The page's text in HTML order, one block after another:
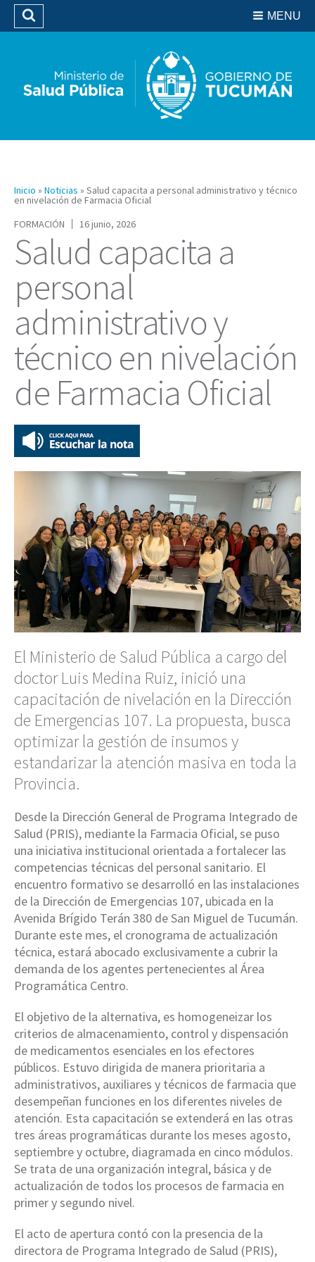
Biblioteca
MENU
Buscar
Inicio » Noticias » Salud capacita a personal administrativo y técnico
en nivelación de Farmacia Oficial
FORMACIÓN
16 junio, 2026
Salud capacita a
personal
administrativo y
técnico en nivelación
de Farmacia Oficial
El Ministerio de Salud Pública a cargo del
doctor Luis Medina Ruiz, inició una
capacitación de nivelación en la Dirección
de Emergencias 107. La propuesta, busca
optimizar la gestión de insumos y
estandarizar la atención masiva en toda la
Provincia.
Desde la Dirección General de Programa Integrado de
Salud (PRIS), mediante la Farmacia Oficial, se puso
una iniciativa institucional orientada a fortalecer las
competencias técnicas del personal sanitario. El
encuentro formativo se desarrolló en las instalaciones
de la Dirección de Emergencias 107, ubicada en la
Avenida Brígido Terán 380 de San Miguel de Tucumán.
Durante este mes, el cronograma de actualización
técnica, estará abocado exclusivamente a cubrir la
demanda de los agentes pertenecientes al Área
Programática Centro.
El objetivo de la alternativa, es homogeneizar los
criterios de almacenamiento, control y dispensación
de medicamentos esenciales en los efectores
públicos. Estuvo dirigida de manera prioritaria a
administrativos, auxiliares y técnicos de farmacia que
desempeñan funciones en los diferentes niveles de
atención. Esta capacitación se extenderá en las otras
tres áreas programáticas durante los meses agosto,
septiembre y octubre, diagramada en cinco módulos.
Se trata de una organización integral, básica y de
actualización de todos los procesos de farmacia en
primer y segundo nivel.
El acto de apertura contó con la presencia de la
directora de Programa Integrado de Salud (PRIS),